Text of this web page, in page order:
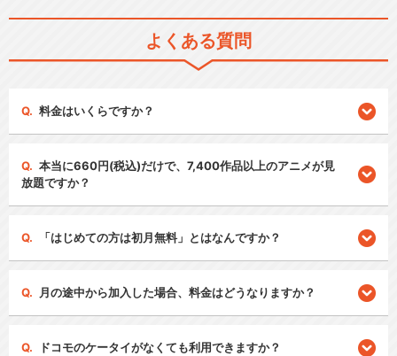
よくある質問
料金はいくらですか？
本当に660円(税込)だけで、7,400作品以上のアニメが見
放題ですか？
「はじめての方は初月無料」とはなんですか？
月の途中から加入した場合、料金はどうなりますか？
ドコモのケータイがなくても利用できますか？